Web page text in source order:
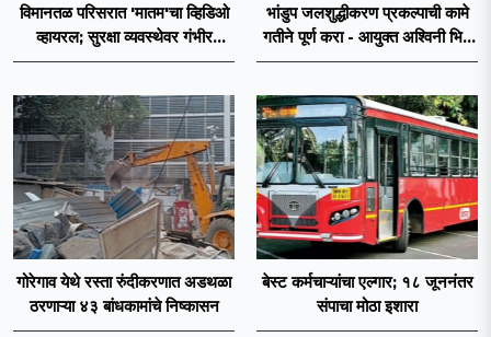
विमानतळ परिसरात 'मातम'चा व्हिडिओ
व्हायरल; सुरक्षा व्यवस्थेवर गंभीर
प्रश्नचिन्ह
भांडुप जलशुद्धीकरण प्रकल्पाची कामे
गतीने पूर्ण करा - आयुक्त अश्विनी भिडे
यांचे निर्देश
गोरेगाव येथे रस्ता रुंदीकरणात अडथळा
ठरणाऱ्या ४३ बांधकामांचे निष्कासन
बेस्ट कर्मचाऱ्यांचा एल्गार; १८ जूननंतर
संपाचा मोठा इशारा